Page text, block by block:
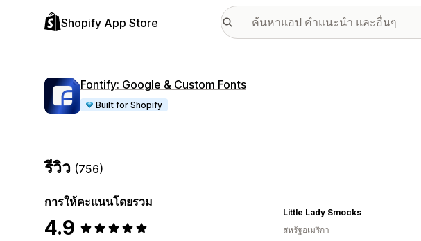
Shopify App Store
Fontify: Google & Custom Fonts
Built for Shopify
รีวิว (756)
การให้คะแนนโดยรวม
4.9
Little Lady Smocks
สหรัฐอเมริกา